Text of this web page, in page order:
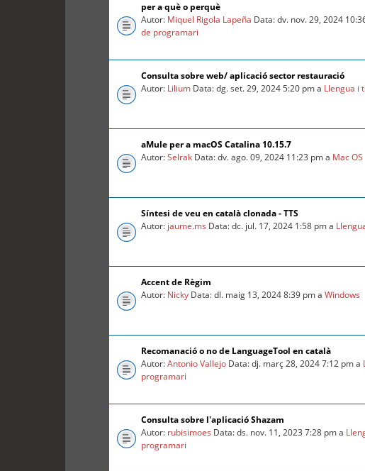
per a què o perquè
Autor: Miquel Rigola Lapeña Data: dv. nov. 29, 2024
de programari
Consulta sobre web/ aplicació sector restauració
Autor: Lilium Data: dg. set. 29, 2024 5:20 pm a Llengua i
aMule per a macOS Catalina 10.15.7
Autor:Selrak Data: dv. ago. 09, 2024 11:23 pm a Mac OS
Síntesi de veu en català clonada - TTS
Autor: jaume.ms Data: dc. jul. 17, 2024 1:58 pm a
Accent de Règim
Autor: Nicky Data: dl. maig 13, 2024 8:39 pm aWindows
Recomanació o no de LanguageTool en català
Autor:Antonio Vallejo Data: dj. març 28, 2024 7:12 pm a
programari
Consulta sobre l'aplicació Shazam
Autor: rubisimoes Data: ds. nov. 11, 2023 7:28 pm a
programari